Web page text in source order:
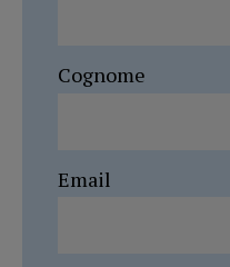
Cognome
Email